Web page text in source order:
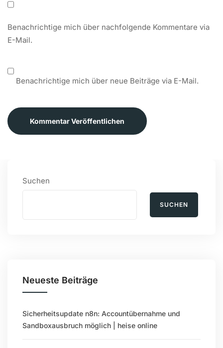
Benachrichtige mich über nachfolgende Kommentare via
E-Mail.
Benachrichtige mich über neue Beiträge via E-Mail.
Kommentar Veröffentlichen
Suchen
SUCHEN
Neueste Beiträge
Sicherheitsupdate n8n: Accountübernahme und
Sandboxausbruch möglich | heise online